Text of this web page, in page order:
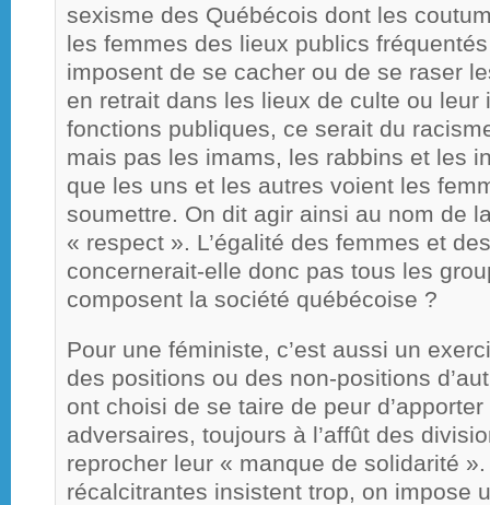
sexisme des Québécois dont les
les femmes des lieux publics
imposent de se cacher ou de se raser
en retrait dans les lieux de culte ou leur
fonctions publiques, ce serait du
mais pas les imams, les rabbins et les
que les uns et les autres voient les
soumettre. On dit agir ainsi au nom de
« respect ». L’égalité des femmes et
concernerait-elle donc pas tous les
composent la société québécoise ?
Pour une féministe, c’est aussi un
des positions ou des non-positions
ont choisi de se taire de peur
adversaires, toujours à l’affût des
reprocher leur « manque de solidarité
récalcitrantes insistent trop, on impose